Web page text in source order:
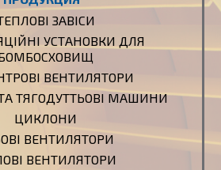
ЗАВІСИ
УСТАНОВКИ ДЛЯ
ВЕНТИЛЯТОРИ
ТЯГОДУТТЬОВІ МАШИНИ
ЦИКЛОНИ
ВЕНТИЛЯТОРИ
ВЕНТИЛЯТОРИ